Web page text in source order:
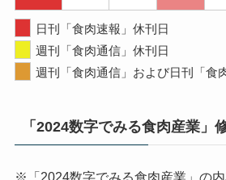
日刊「食肉速報」休刊日
週刊「食肉通信」休刊日
週刊「食肉通信」および日刊「食
「2024数字でみる食肉産業」
※「2024数字でみる食肉産業」の